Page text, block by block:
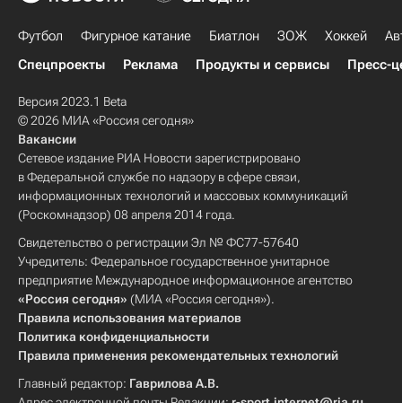
Футбол Фигурное катание Биатлон ЗОЖ Хоккей
Спецпроекты
Реклама Продукты и сервисы Пресс-
Версия 2023.1 Beta
© 2026 МИА «Россия сегодня»
Вакансии
Сетевое издание РИА Новости зарегистрировано
в Федеральной службе по надзору в сфере связи,
информационных технологий и массовых коммуникаций
(Роскомнадзор) 08 апреля 2014 года.
Свидетельство о регистрации Эл № ФС77-57640
Учредитель: Федеральное государственное унитарное
предприятие Международное информационное агентство
«Россия сегодня» (МИА «Россия сегодня»).
Правила использования материалов
Политика конфиденциальности
Правила применения рекомендательных технологий
Главный редактор: Гаврилова А.В.